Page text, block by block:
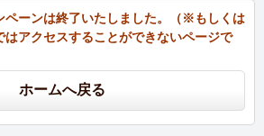
ペーンは終了いたしました。（※もしくは
はアクセスすることができないページで